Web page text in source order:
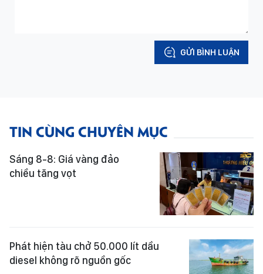
GỬI BÌNH LUẬN
TIN CÙNG CHUYÊN MỤC
Sáng 8-8: Giá vàng đảo
chiều tăng vọt
Phát hiện tàu chở 50.000 lít dầu
diesel không rõ nguồn gốc